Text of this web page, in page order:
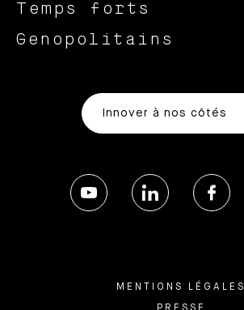
Temps forts
Genopolitains
Innover à nos côtés
MENTIONS LÉGALES